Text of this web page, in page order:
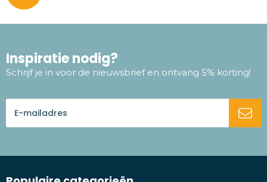
Inspiratie nodig?
Schrijf je in voor de nieuwsbrief en ontvang 5% korting!